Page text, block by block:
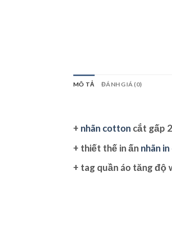
MÔ TẢ ĐÁNH GIÁ (0)
+ nhãn cotton cắt gấp
+ thiết thế in ấn nhãn
+ tag quần áo tăng độ